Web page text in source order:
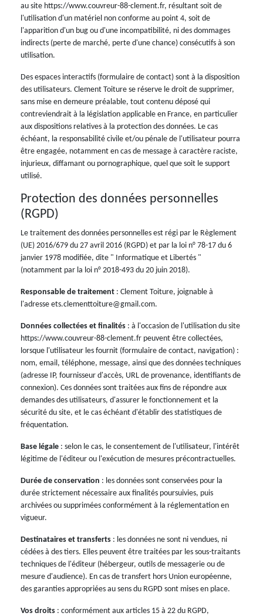
au site https://www.couvreur-88-clement.fr, résultant soit de
l'utilisation d'un matériel non conforme au point 4, soit de
l'apparition d'un bug ou d'une incompatibilité, ni des dommages
indirects (perte de marché, perte d'une chance) consécutifs à son
utilisation.
Des espaces interactifs (formulaire de contact) sont à la disposition
des utilisateurs. Clement Toiture se réserve le droit de supprimer,
sans mise en demeure préalable, tout contenu déposé qui
contreviendrait à la législation applicable en France, en particulier
aux dispositions relatives à la protection des données. Le cas
échéant, la responsabilité civile et/ou pénale de l'utilisateur pourra
être engagée, notamment en cas de message à caractère raciste,
injurieux, diffamant ou pornographique, quel que soit le support
utilisé.
Protection des données personnelles
(RGPD)
Le traitement des données personnelles est régi par le Règlement
(UE) 2016/679 du 27 avril 2016 (RGPD) et par la loi n° 78-17 du 6
janvier 1978 modifiée, dite " Informatique et Libertés "
(notamment par la loi n° 2018-493 du 20 juin 2018).
Responsable de traitement : Clement Toiture, joignable à
l'adresse ets.clementtoiture@gmail.com.
Données collectées et finalités : à l'occasion de l'utilisation du site
https://www.couvreur-88-clement.fr peuvent être collectées,
lorsque l'utilisateur les fournit (formulaire de contact, navigation) :
nom, email, téléphone, message, ainsi que des données techniques
(adresse IP, fournisseur d'accès, URL de provenance, identifiants de
connexion). Ces données sont traitées aux fins de répondre aux
demandes des utilisateurs, d'assurer le fonctionnement et la
sécurité du site, et le cas échéant d'établir des statistiques de
fréquentation.
Base légale : selon le cas, le consentement de l'utilisateur, l'intérêt
légitime de l'éditeur ou l'exécution de mesures précontractuelles.
Durée de conservation : les données sont conservées pour la
durée strictement nécessaire aux finalités poursuivies, puis
archivées ou supprimées conformément à la réglementation en
vigueur.
Destinataires et transferts : les données ne sont ni vendues, ni
cédées à des tiers. Elles peuvent être traitées par les sous-traitants
techniques de l'éditeur (hébergeur, outils de messagerie ou de
mesure d'audience). En cas de transfert hors Union européenne,
des garanties appropriées au sens du RGPD sont mises en place.
Vos droits : conformément aux articles 15 à 22 du RGPD,